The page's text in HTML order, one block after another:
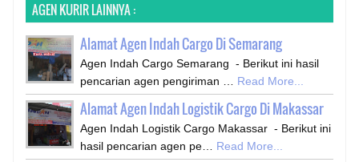
AGEN KURIR LAINNYA :
Alamat Agen Indah Cargo Di Semarang
Agen Indah Cargo Semarang - Berikut ini hasil
pencarian agen pengiriman …
Read More...
Alamat Agen Indah Logistik Cargo Di Makassar
Agen Indah Logistik Cargo Makassar - Berikut ini
hasil pencarian agen pe…
Read More...